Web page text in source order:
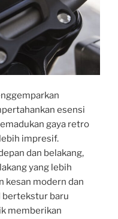
esensi
gaya retro
impresif.
dan belakang,
yang lebih
kesan modern dan
bertekstur baru
memberikan